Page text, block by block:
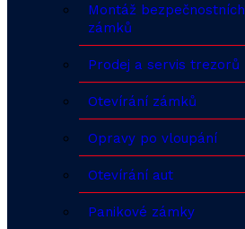
Montáž bezpečnostních
zámků
Prodej a servis trezorů
Otevírání zámků
Opravy po vloupání
Otevírání aut
Panikové zámky